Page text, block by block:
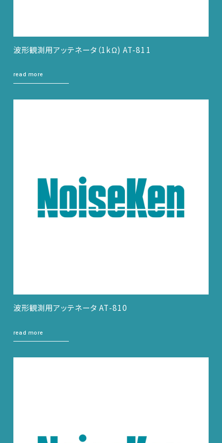
波形観測用アッテネータ（1kΩ) AT-811
read more
波形観測用アッテネータ AT-810
read more